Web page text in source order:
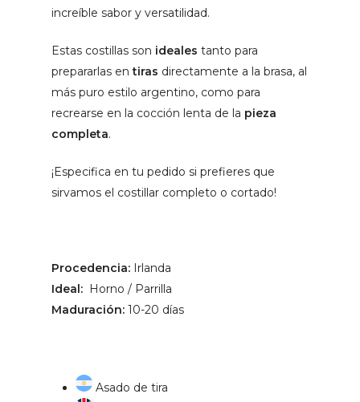
increíble sabor y versatilidad.
Estas costillas son ideales tanto para
prepararlas en tiras directamente a la brasa, al
más puro estilo argentino, como para
recrearse en la cocción lenta de la pieza
completa.
¡Especifica en tu pedido si prefieres que
sirvamos el costillar completo o cortado!
Procedencia: Irlanda
Ideal: Horno / Parrilla
Maduración: 10-20 días
Asado de tira